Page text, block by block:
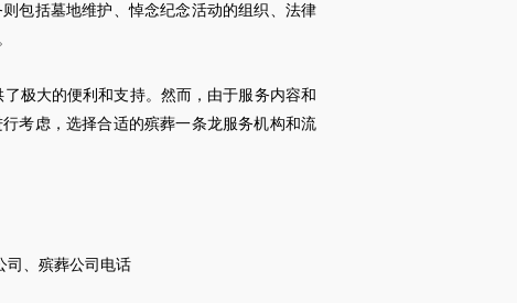
包括墓地维护、悼念纪念活动的组织、法律
极大的便利和支持。然而，由于服务内容和
考虑，选择合适的殡葬一条龙服务机构和流
司 殡葬公司电话